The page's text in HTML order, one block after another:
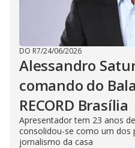
DO R7/24/06/2026
Alessandro
comando do
RECORD Brasília
Apresentador tem 23 anos
consolidou-se como um dos
jornalismo da casa